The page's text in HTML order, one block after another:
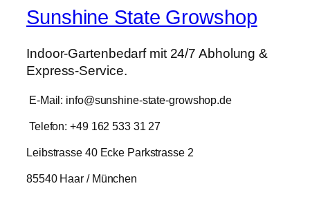
Sunshine State Growshop
Indoor-Gartenbedarf mit 24/7 Abholung &
Express-Service.
E-Mail: info@sunshine-state-growshop.de
Telefon: +49 162 533 31 27
Leibstrasse 40 Ecke Parkstrasse 2
85540 Haar / München